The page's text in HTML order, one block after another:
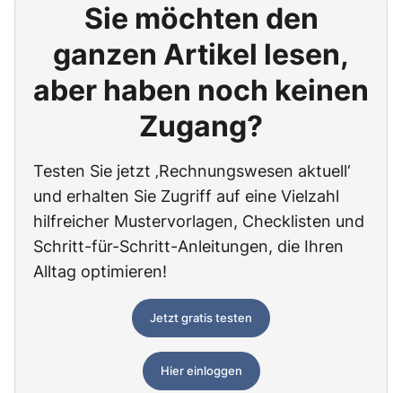
Sie möchten den
ganzen Artikel lesen,
aber haben noch keinen
Zugang?
Testen Sie jetzt ‚Rechnungswesen aktuell‘
und erhalten Sie Zugriff auf eine Vielzahl
hilfreicher Mustervorlagen, Checklisten und
Schritt-für-Schritt-Anleitungen, die Ihren
Alltag optimieren!
Jetzt gratis testen
Hier einloggen